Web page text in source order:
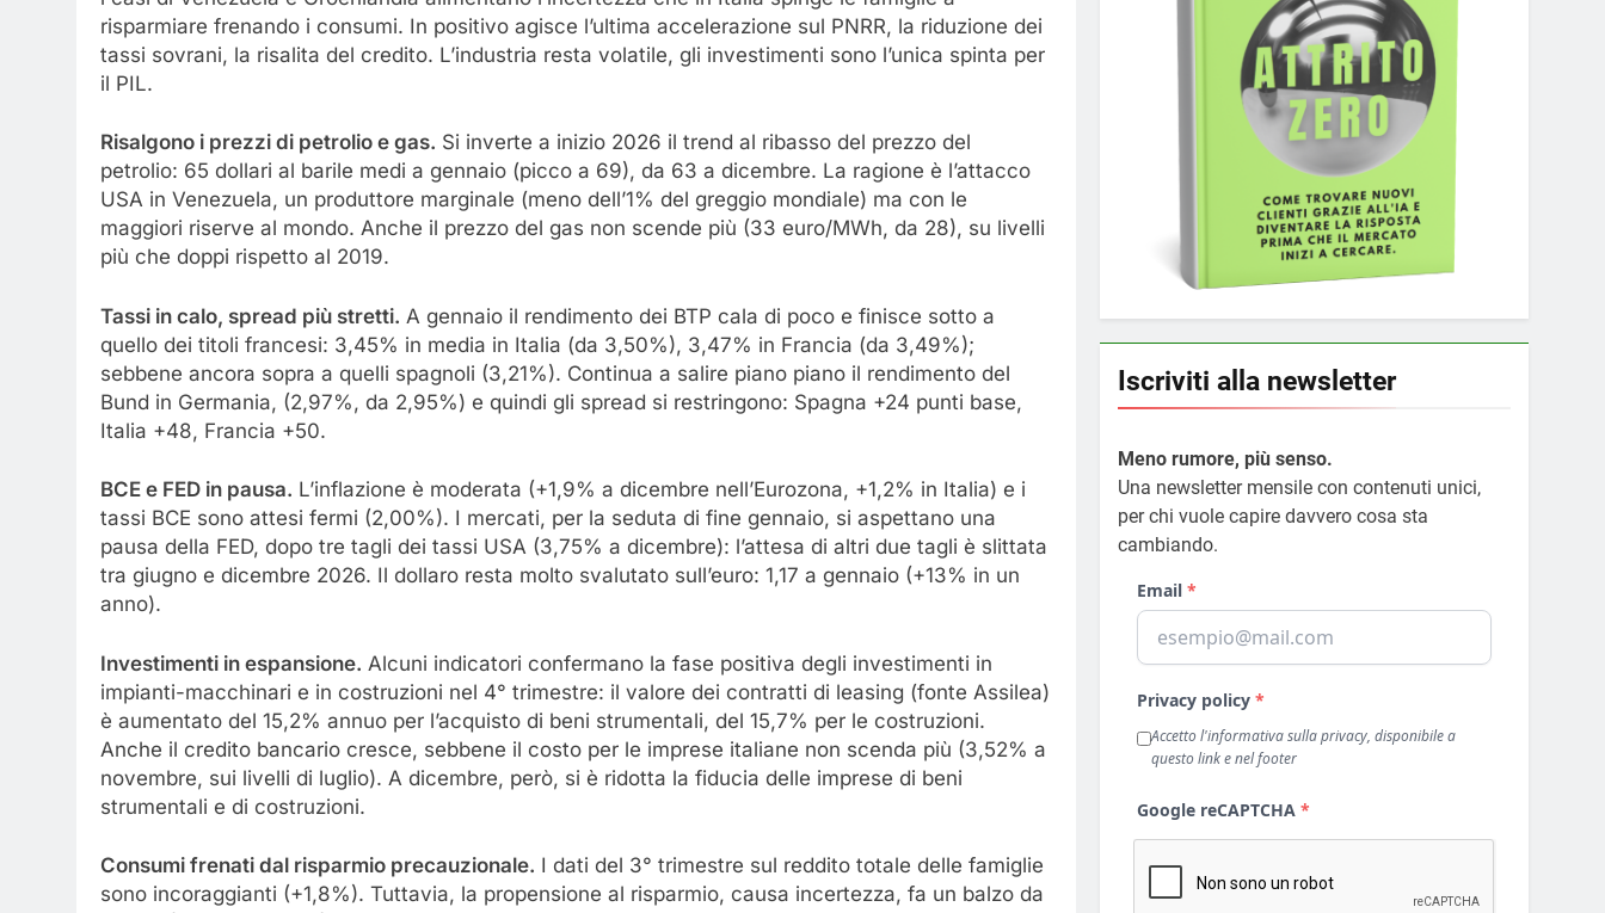
risparmiare frenando i consumi. In positivo agisce l’ultima accelerazione sul PNRR, la riduzione dei
tassi sovrani, la risalita del credito. L’industria resta volatile, gli investimenti sono l’unica spinta per
il PIL.
Risalgono i prezzi di petrolio e gas. Si inverte a inizio 2026 il trend al ribasso del prezzo del
petrolio: 65 dollari al barile medi a gennaio (picco a 69), da 63 a dicembre. La ragione è l’attacco
USA in Venezuela, un produttore marginale (meno dell’1% del greggio mondiale) ma con le
maggiori riserve al mondo. Anche il prezzo del gas non scende più (33 euro/MWh, da 28), su livelli
più che doppi rispetto al 2019.
Tassi in calo, spread più stretti. A gennaio il rendimento dei BTP cala di poco e finisce sotto a
quello dei titoli francesi: 3,45% in media in Italia (da 3,50%), 3,47% in Francia (da 3,49%);
sebbene ancora sopra a quelli spagnoli (3,21%). Continua a salire piano piano il rendimento del
Bund in Germania, (2,97%, da 2,95%) e quindi gli spread si restringono: Spagna +24 punti base,
Italia +48, Francia +50.
BCE e FED in pausa. L’inflazione è moderata (+1,9% a dicembre nell’Eurozona, +1,2% in Italia) e i
tassi BCE sono attesi fermi (2,00%). I mercati, per la seduta di fine gennaio, si aspettano una
pausa della FED, dopo tre tagli dei tassi USA (3,75% a dicembre): l’attesa di altri due tagli è slittata
tra giugno e dicembre 2026. Il dollaro resta molto svalutato sull’euro: 1,17 a gennaio (+13% in un
anno).
Investimenti in espansione. Alcuni indicatori confermano la fase positiva degli investimenti in
impianti-macchinari e in costruzioni nel 4° trimestre: il valore dei contratti di leasing (fonte Assilea)
è aumentato del 15,2% annuo per l’acquisto di beni strumentali, del 15,7% per le costruzioni.
Anche il credito bancario cresce, sebbene il costo per le imprese italiane non scenda più (3,52% a
novembre, sui livelli di luglio). A dicembre, però, si è ridotta la fiducia delle imprese di beni
strumentali e di costruzioni.
Consumi frenati dal risparmio precauzionale. I dati del 3° trimestre sul reddito totale delle famiglie
sono incoraggianti (+1,8%). Tuttavia, la propensione al risparmio, causa incertezza, fa un balzo da
Iscriviti alla newsletter
Meno rumore, più senso.
Una newsletter mensile con contenuti unici,
per chi vuole capire davvero cosa sta
cambiando.